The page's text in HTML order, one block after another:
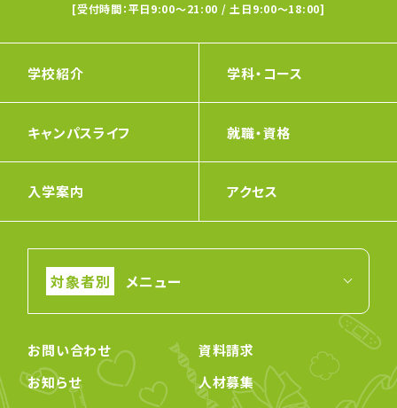
[受付時間：平日9:00〜21:00 / 土日9:00〜18:00]
学校紹介 学科・コース
キャンパスライフ 就職・資格
入学案内 アクセス
メニュー
お問い合わせ
資料請求
お知らせ
人材募集